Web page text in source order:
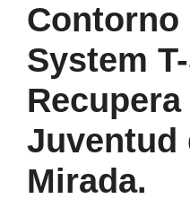
Contorno
System
Recupera
Juventud
Mirada.